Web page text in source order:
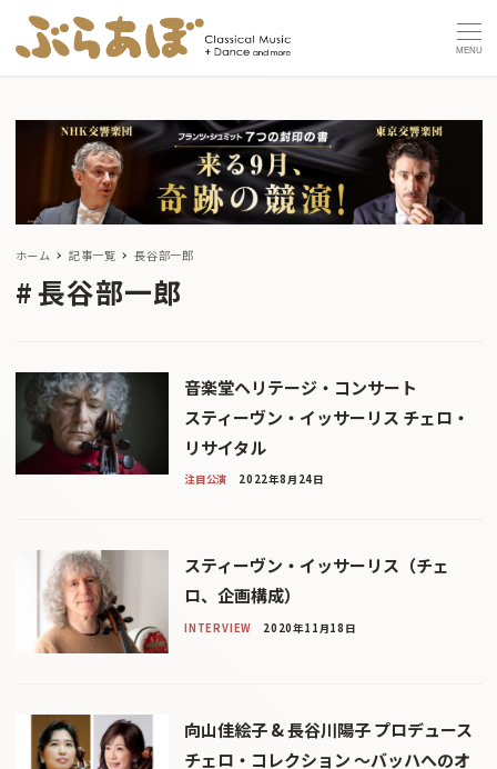
MENU
ホーム 記事一覧 長谷部一郎
長谷部一郎
音楽堂ヘリテージ・コンサート
スティーヴン・イッサーリス チェロ・
リサイタル
注目公演 2022年8月24日
スティーヴン・イッサーリス（チェ
ロ、企画構成）
INTERVIEW 2020年11月18日
向山佳絵子 & 長谷川陽子 プロデュース
チェロ・コレクション 〜バッハへのオ